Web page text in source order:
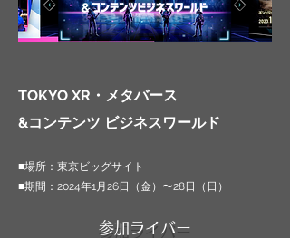
TOKYO XR・メタバース
&コンテンツ ビジネスワールド
■場所：東京ビッグサイト
■期間：2024年1月26日（金）〜28日（日）
参加ライバー